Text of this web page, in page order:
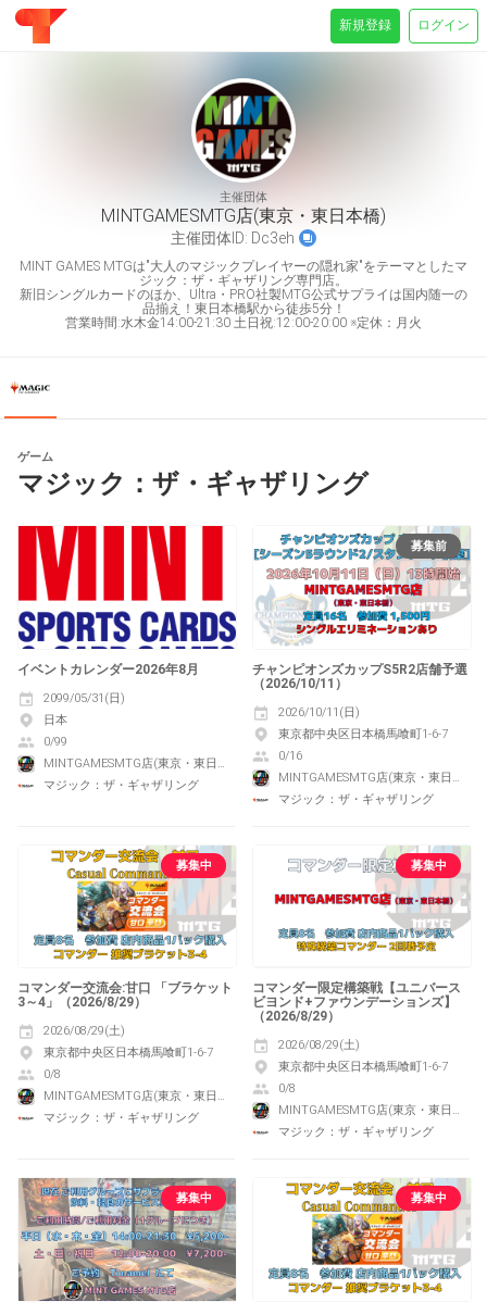
新規登録 ログイン
主催団体
MINTGAMESMTG店(東京・東日本橋)
主催団体ID: Dc3eh
MINT GAMES MTGは"大人のマジックプレイヤーの隠れ家"をテーマとしたマ
ジック：ザ・ギャザリング専門店。
新旧シングルカードのほか、Ultra・PRO社製MTG公式サプライは国内随一の
品揃え！東日本橋駅から徒歩5分！
営業時間:水木金14:00-21:30 土日祝:12:00-20:00 ※定休：月火
ゲーム
マジック：ザ・ギャザリング
イベントカレンダー2026年8月
2099/05/31(日)
日本
0/99
マジック：ザ・ギャザリング
募集前
チャンピオンズカップS5R2店舗予選
（2026/10/11）
2026/10/11(日)
東京都中央区日本橋馬喰町1-6-7
0/16
マジック：ザ・ギャザリング
募集中
コマンダー交流会:甘口 「ブラケット
3～4」（2026/8/29）
2026/08/29(土)
東京都中央区日本橋馬喰町1-6-7
0/8
MINTGAMESMTG店(東京・東日本橋)
マジック：ザ・ギャザリング
募集中
コマンダー限定構築戦【ユニバース
ビヨンド+ファウンデーションズ】
（2026/8/29）
2026/08/29(土)
東京都中央区日本橋馬喰町1-6-7
0/8
MINTGAMESMTG店(東京・東日本橋)
マジック：ザ・ギャザリング
募集中 募集中